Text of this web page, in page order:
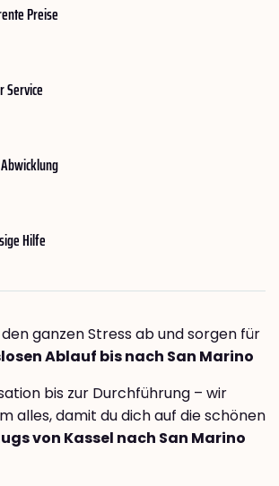
Preise
Service
Hilfe
ganzen Stress ab und sorgen für
Ablauf bis nach San Marino
bis zur Durchführung – wir
alles, damit du dich auf die schönen
von Kassel nach San Marino